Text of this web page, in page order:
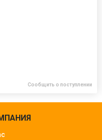
Сообщить о поступлении